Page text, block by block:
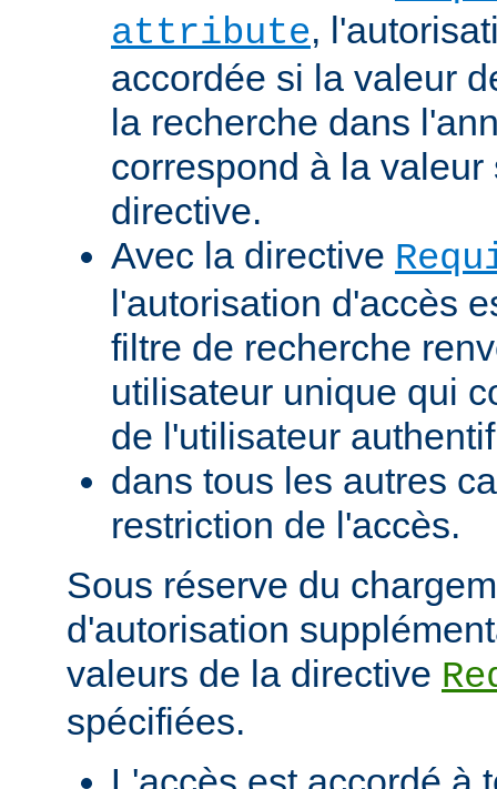
attribute,
accordée si la valeur
la recherche dans
correspond à la
directive.
Avec la directive
l'autorisation d'accès
filtre de recherche
utilisateur unique qui
de l'utilisateur
dans tous les autres
restriction de l'accès.
Sous réserve du
d'autorisation
valeurs de la directive
spécifiées.